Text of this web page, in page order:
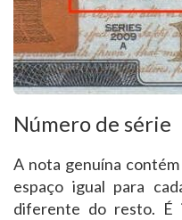
Número de série
A nota genuína
espaço igual para
diferente do resto. É